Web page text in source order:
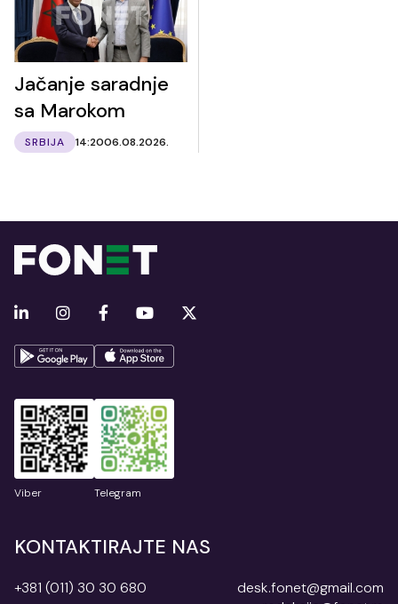
Jačanje saradnje
sa Marokom
SRBIJA 14:2006.08.2026.
Viber Telegram
KONTAKTIRAJTE NAS
+381 (011) 30 30 680
desk.fonet@gmail.com